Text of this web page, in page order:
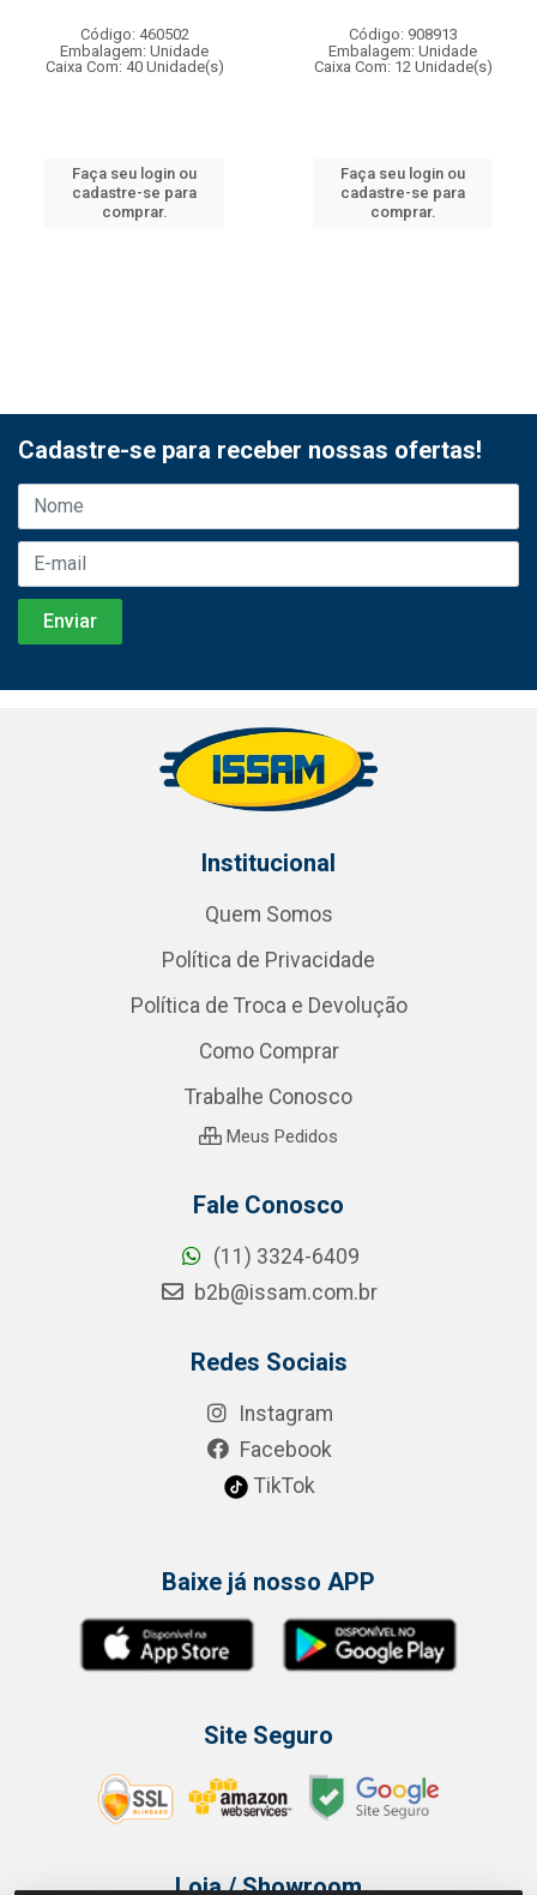
Código: 460502
Embalagem: Unidade
Caixa Com: 40 Unidade(s)
Faça seu login ou
cadastre-se para
comprar.
Código: 908913
Embalagem: Unidade
Caixa Com: 12 Unidade(s)
Faça seu login ou
cadastre-se para
comprar.
Cadastre-se para receber nossas ofertas!
Institucional
Quem Somos
Política de Privacidade
Política de Troca e Devolução
Como Comprar
Trabalhe Conosco
Meus Pedidos
Fale Conosco
(11) 3324-6409
b2b@issam.com.br
Redes Sociais
Instagram
Facebook
TikTok
Baixe já nosso APP
Site Seguro
Loja / Showroom